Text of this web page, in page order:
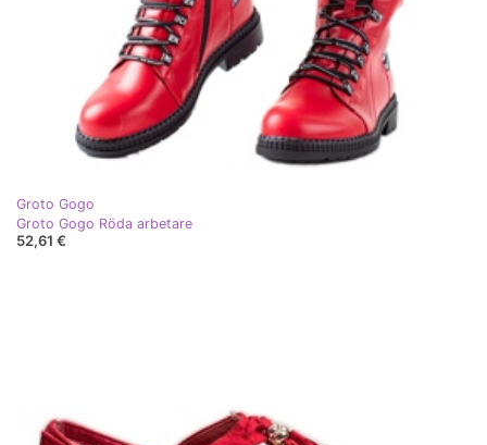
Groto Gogo
Groto Gogo Röda arbetare
52,61 €